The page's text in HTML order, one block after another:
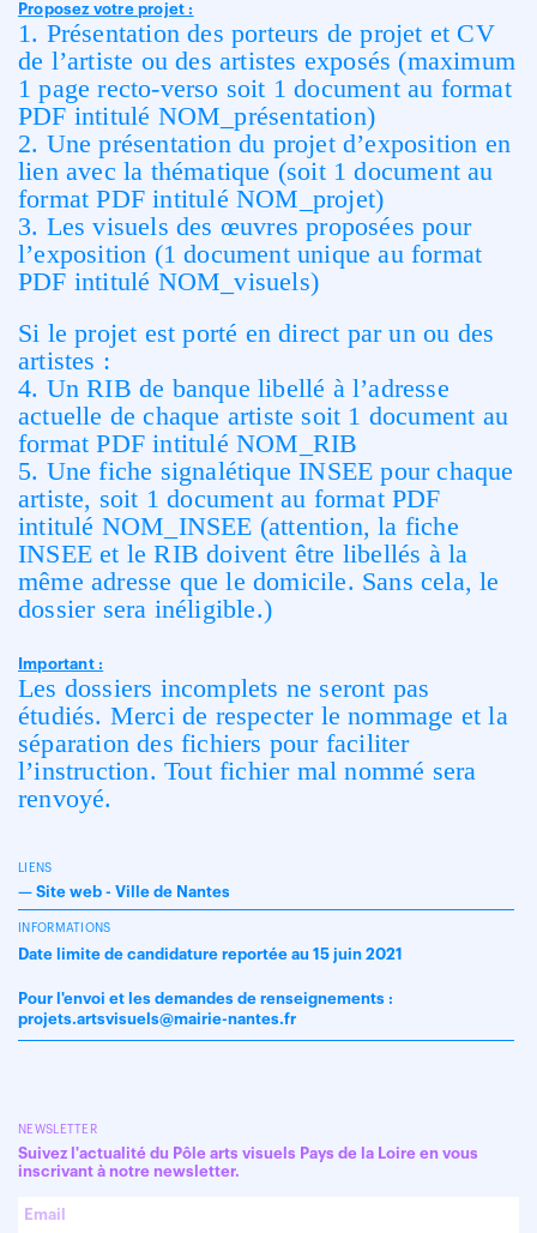
Proposez votre projet :
1. Présentation des porteurs de projet et CV
de l’artiste ou des artistes exposés (maximum
1 page recto-verso soit 1 document au format
PDF intitulé NOM_présentation)
2. Une présentation du projet d’exposition en
lien avec la thématique (soit 1 document au
format PDF intitulé NOM_projet)
3. Les visuels des œuvres proposées pour
l’exposition (1 document unique au format
PDF intitulé NOM_visuels)
Si le projet est porté en direct par un ou des
artistes :
4. Un RIB de banque libellé à l’adresse
actuelle de chaque artiste soit 1 document au
format PDF intitulé NOM_RIB
5. Une fiche signalétique INSEE pour chaque
artiste, soit 1 document au format PDF
intitulé NOM_INSEE (attention, la fiche
INSEE et le RIB doivent être libellés à la
même adresse que le domicile. Sans cela, le
dossier sera inéligible.)
Important :
Les dossiers incomplets ne seront pas
étudiés. Merci de respecter le nommage et la
séparation des fichiers pour faciliter
l’instruction. Tout fichier mal nommé sera
renvoyé.
LIENS
— Site web - Ville de Nantes
INFORMATIONS
Date limite de candidature reportée au 15 juin 2021
Pour l'envoi et les demandes de renseignements :
projets.artsvisuels@mairie-nantes.fr
NEWSLETTER
Suivez l'actualité du Pôle arts visuels Pays de la Loire en vous
inscrivant à notre newsletter.